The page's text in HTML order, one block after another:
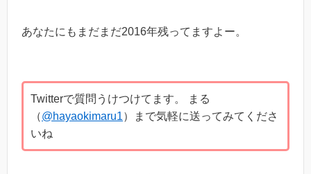
あなたにもまだまだ2016年残ってますよー。
Twitterで質問うけつけてます。 まる
（@hayaokimaru1）まで気軽に送ってみてくださ
いね